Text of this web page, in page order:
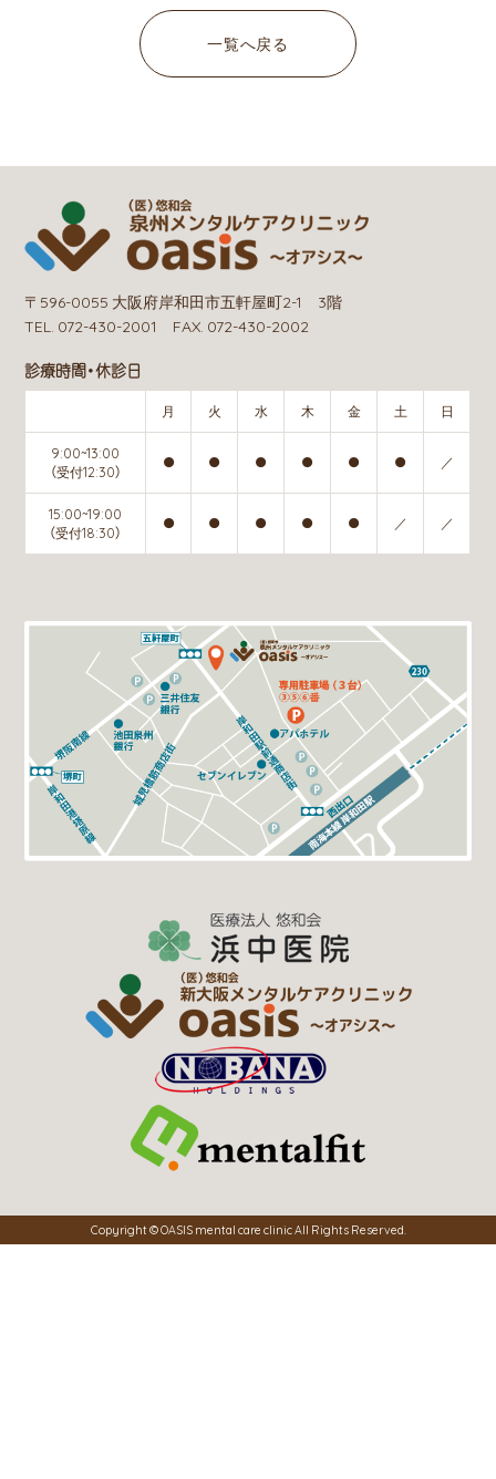
一覧へ戻る
〒596-0055 大阪府岸和田市五軒屋町2-1 3階
TEL. 072-430-2001 FAX. 072-430-2002
診療時間・休診日
月 火 水 木 金 土 日
9:00~13:00
（受付12:30）
● ● ● ● ● ● ／
15:00~19:00
（受付18:30）
● ● ● ● ● ／ ／
Copyright © OASIS mental care clinic All Rights Reserved.